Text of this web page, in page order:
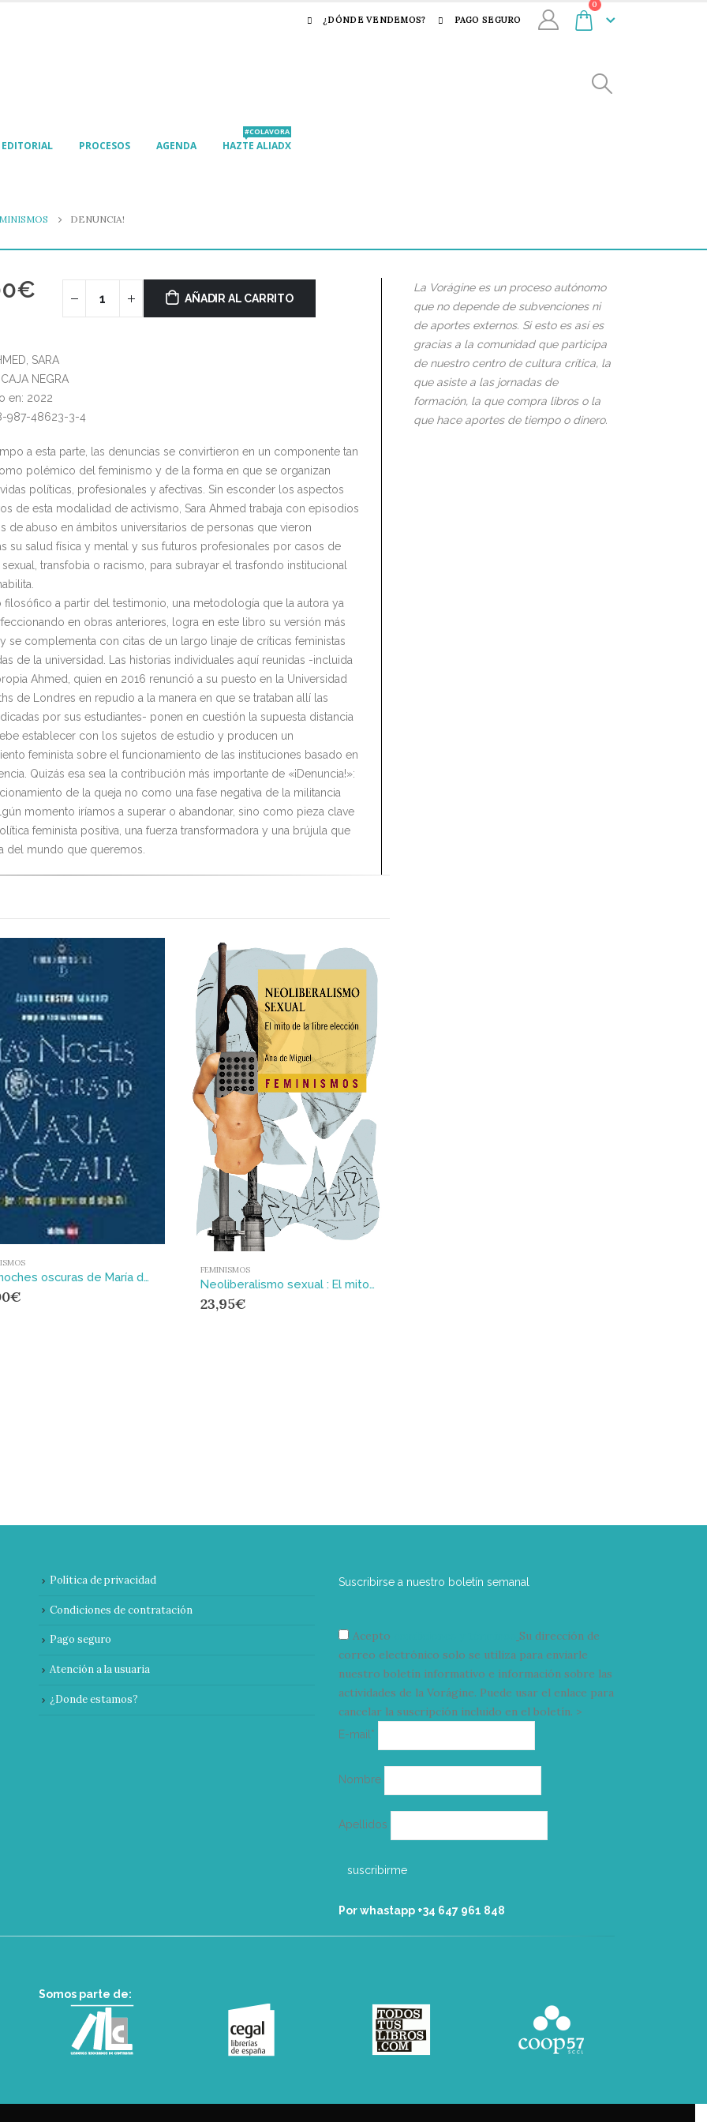
¿DÓNDE VENDEMOS? PAGO SEGURO
0
EDITORIAL PROCESOS AGENDA HAZTE ALIADX
#COLAVORA
DENUNCIA!
€ AÑADIR AL CARRITO
SARA
NEGRA
en: 2022
987-48623-3-4
a esta parte, las denuncias se convirtieron en un componente tan
polémico del feminismo y de la forma en que se organizan
políticas, profesionales y afectivas. Sin esconder los aspectos
de esta modalidad de activismo, Sara Ahmed trabaja con episodios
de abuso en ámbitos universitarios de personas que vieron
su salud física y mental y sus futuros profesionales por casos de
transfobia o racismo, para subrayar el trasfondo institucional
filosófico a partir del testimonio, una metodología que la autora ya
en obras anteriores, logra en este libro su versión más
se complementa con citas de un largo linaje de críticas feministas
de la universidad. Las historias individuales aquí reunidas -incluida
Ahmed, quien en 2016 renunció a su puesto en la Universidad
de Londres en repudio a la manera en que se trataban allí las
por sus estudiantes- ponen en cuestión la supuesta distancia
establecer con los sujetos de estudio y producen un
feminista sobre el funcionamiento de las instituciones basado en
Quizás esa sea la contribución más importante de «¡Denuncia!»:
de la queja no como una fase negativa de la militancia
momento iríamos a superar o abandonar, sino como pieza clave
feminista positiva, una fuerza transformadora y una brújula que
del mundo que queremos.
Las noches oscuras de María de Cazalla : mujer, herejía y gobernabilidad en el siglo XVI
€
FEMINISMOS
Neoliberalismo sexual : El mito de la libre elección
23,95€
La Vorágine es un proceso autónomo
que no depende de subvenciones ni
de aportes externos. Si esto es así es
gracias a la comunidad que participa
de nuestro centro de cultura crítica, la
que asiste a las jornadas de
formación, la que compra libros o la
que hace aportes de tiempo o dinero.
Política de privacidad
Condiciones de contratación
Pago seguro
Atención a la usuaria
¿Donde estamos?
Suscribirse a nuestro boletín semanal
Acepto
Su dirección de
correo electrónico solo se utiliza para enviarle
nuestro boletín informativo e información sobre las
actividades de la Vorágine. Puede usar el enlace para
cancelar la suscripción incluido en el boletín. >
E-mail*
electrónico
Nombre
Apellidos
Por whastapp +34 ‭647 961 848‬
Somos parte de: